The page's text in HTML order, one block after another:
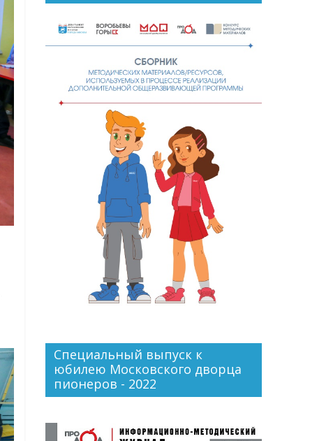
Специальный выпуск к
юбилею Московского дворца
пионеров - 2022